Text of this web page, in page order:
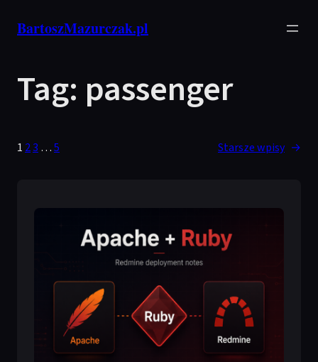
BartoszMazurczak.pl
Tag: passenger
1 23 …5 Starsze wpisy →